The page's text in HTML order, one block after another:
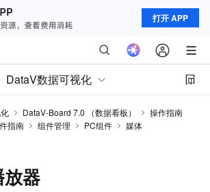
打开 APP
DataV数据可视化
DataV-Board 7.0 （数据看板）
操作指南
指南 组件管理 PC组件
媒体
器